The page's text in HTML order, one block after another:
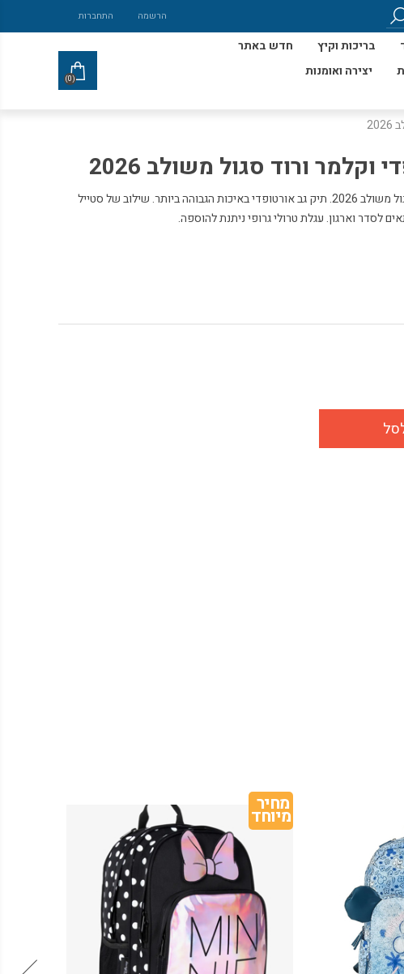
הרשמה התחברות
בריכות וקיץ
חדש באתר
יצירה ואומנות
(0)
וקלמר ורוד סגול משולב 2026
תיק גב אורטופדי וקלמר ורוד סגול משולב 2026. תיק גב אורטופדי באיכות הגבוהה ביותר. שילוב של סטייל
מחיר
מיוחד